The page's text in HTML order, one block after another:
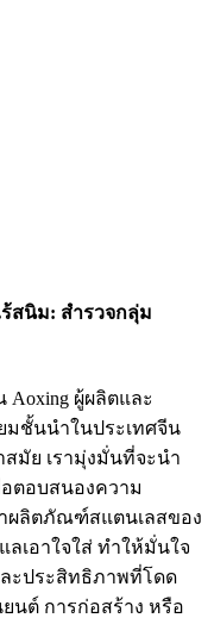
สนิม: สำรวจกลุ่ม
Aoxing ผู้ผลิตและ
มชั้นนำในประเทศจีน
มัย เรามุ่งมั่นที่จะนำ
ตอบสนองความ
ผลิตภัณฑ์สแตนเลสของ
เอาใจใส่ ทำให้มั่นใจ
ะประสิทธิภาพที่โดด
นต์ การก่อสร้าง หรือ